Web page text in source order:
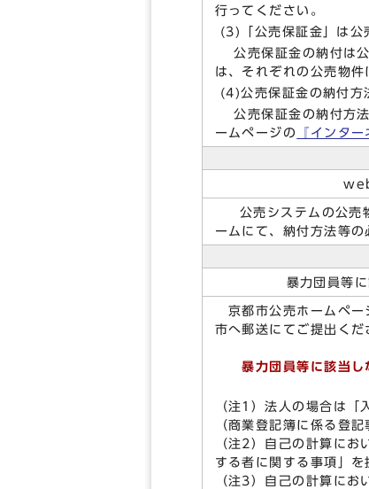
行ってください。
(3)「公売保証金」は公
公売保証金の納付は公
は、それぞれの公売物件
(4)公売保証金の納付方
公売保証金の納付方法
ームページの
『インタ
公売システムの公売物
ームにて、納付方法等の
暴力団員等
京都市公売ホームペー
市へ郵送にてご提出くだ
暴力団員等に該当し
（注1）法人の場合は
（商業登記簿に係る登
（注2）自己の計算に
する者に関する事項」を
（注3）自己の計算に